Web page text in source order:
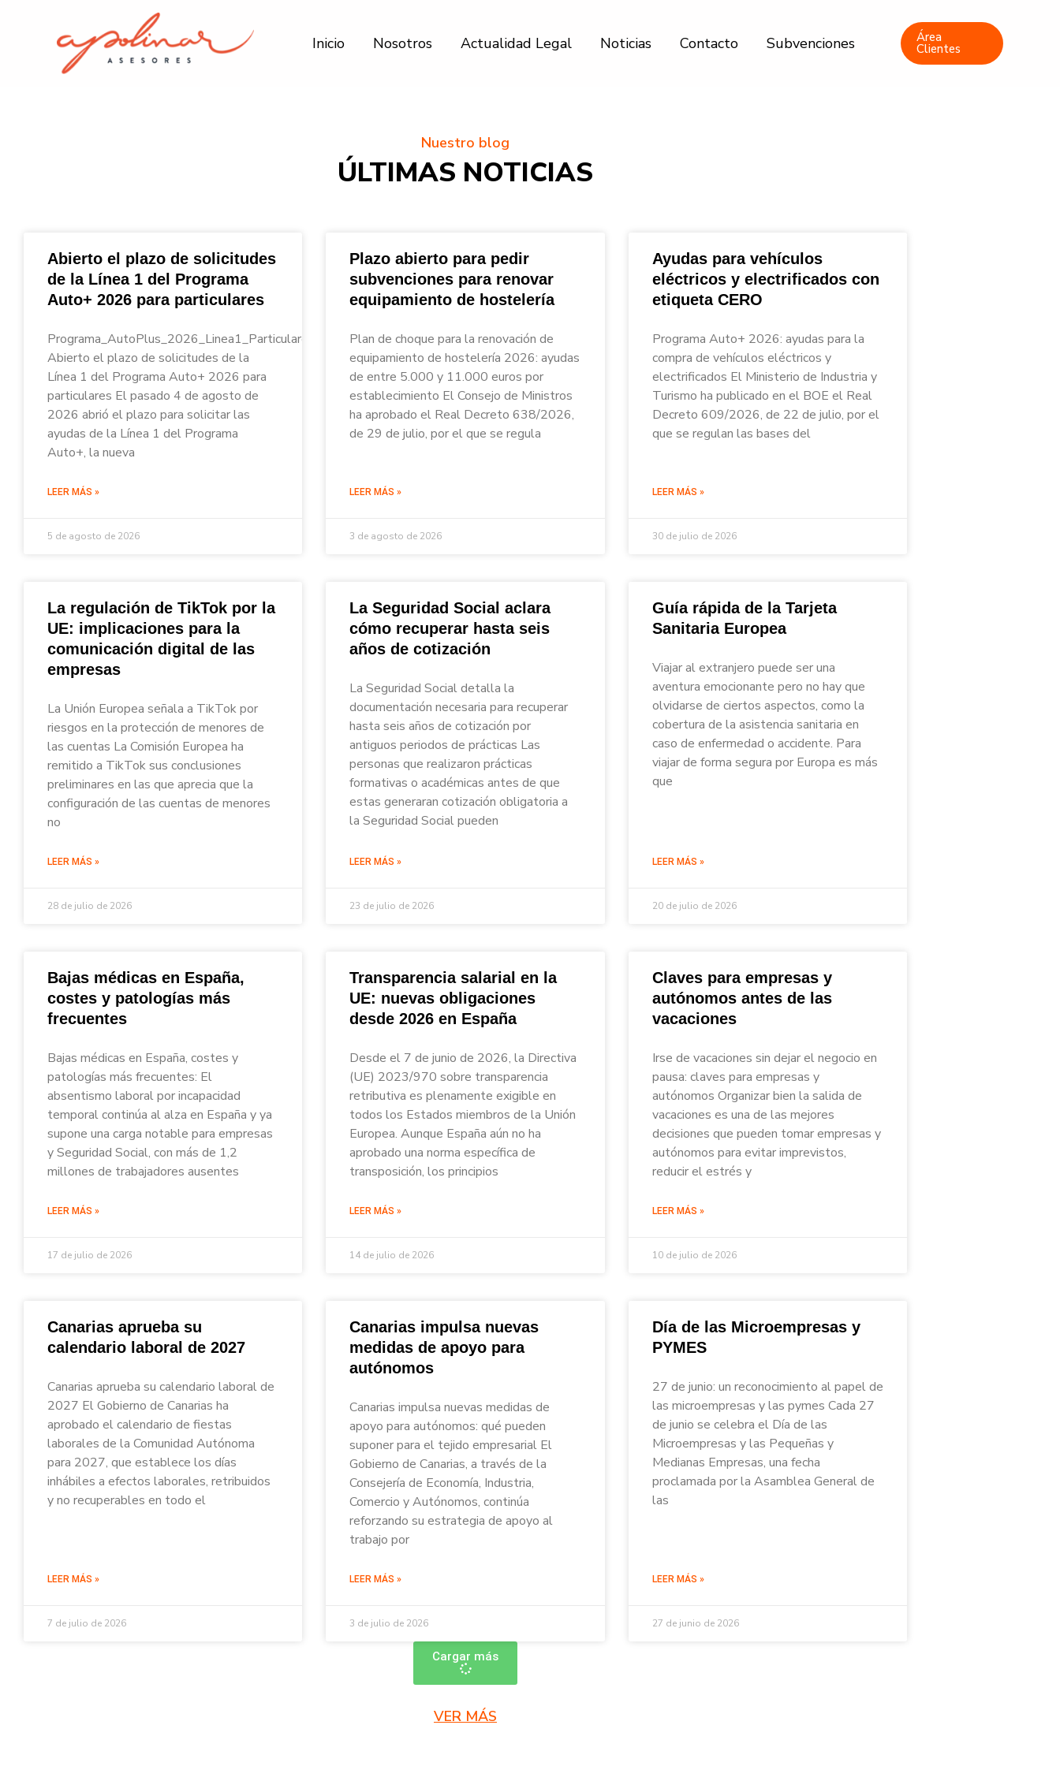
Inicio Nosotros Actualidad Legal Noticias Contacto Subvenciones Área
Clientes
Nuestro blog
ÚLTIMAS NOTICIAS
Abierto el plazo de solicitudes
de la Línea 1 del Programa
Auto+ 2026 para particulares
Programa_AutoPlus_2026_Linea1_Particulares_Apolinar_Asesores
Abierto el plazo de solicitudes de la
Línea 1 del Programa Auto+ 2026 para
particulares El pasado 4 de agosto de
2026 abrió el plazo para solicitar las
ayudas de la Línea 1 del Programa
Auto+, la nueva
LEER MÁS »
5 de agosto de 2026
Plazo abierto para pedir
subvenciones para renovar
equipamiento de hostelería
Plan de choque para la renovación de
equipamiento de hostelería 2026: ayudas
de entre 5.000 y 11.000 euros por
establecimiento El Consejo de Ministros
ha aprobado el Real Decreto 638/2026,
de 29 de julio, por el que se regula
LEER MÁS »
3 de agosto de 2026
Ayudas para vehículos
eléctricos y electrificados con
etiqueta CERO
Programa Auto+ 2026: ayudas para la
compra de vehículos eléctricos y
electrificados El Ministerio de Industria y
Turismo ha publicado en el BOE el Real
Decreto 609/2026, de 22 de julio, por el
que se regulan las bases del
LEER MÁS »
30 de julio de 2026
La regulación de TikTok por la
UE: implicaciones para la
comunicación digital de las
empresas
La Unión Europea señala a TikTok por
riesgos en la protección de menores de
las cuentas La Comisión Europea ha
remitido a TikTok sus conclusiones
preliminares en las que aprecia que la
configuración de las cuentas de menores
no
LEER MÁS »
28 de julio de 2026
La Seguridad Social aclara
cómo recuperar hasta seis
años de cotización
La Seguridad Social detalla la
documentación necesaria para recuperar
hasta seis años de cotización por
antiguos periodos de prácticas Las
personas que realizaron prácticas
formativas o académicas antes de que
estas generaran cotización obligatoria a
la Seguridad Social pueden
LEER MÁS »
23 de julio de 2026
Guía rápida de la Tarjeta
Sanitaria Europea
Viajar al extranjero puede ser una
aventura emocionante pero no hay que
olvidarse de ciertos aspectos, como la
cobertura de la asistencia sanitaria en
caso de enfermedad o accidente. Para
viajar de forma segura por Europa es más
que
LEER MÁS »
20 de julio de 2026
Bajas médicas en España,
costes y patologías más
frecuentes
Bajas médicas en España, costes y
patologías más frecuentes: El
absentismo laboral por incapacidad
temporal continúa al alza en España y ya
supone una carga notable para empresas
y Seguridad Social, con más de 1,2
millones de trabajadores ausentes
LEER MÁS »
17 de julio de 2026
Transparencia salarial en la
UE: nuevas obligaciones
desde 2026 en España
Desde el 7 de junio de 2026, la Directiva
(UE) 2023/970 sobre transparencia
retributiva es plenamente exigible en
todos los Estados miembros de la Unión
Europea. Aunque España aún no ha
aprobado una norma específica de
transposición, los principios
LEER MÁS »
14 de julio de 2026
Claves para empresas y
autónomos antes de las
vacaciones
Irse de vacaciones sin dejar el negocio en
pausa: claves para empresas y
autónomos Organizar bien la salida de
vacaciones es una de las mejores
decisiones que pueden tomar empresas y
autónomos para evitar imprevistos,
reducir el estrés y
LEER MÁS »
10 de julio de 2026
Canarias aprueba su
calendario laboral de 2027
Canarias aprueba su calendario laboral de
2027 El Gobierno de Canarias ha
aprobado el calendario de fiestas
laborales de la Comunidad Autónoma
para 2027, que establece los días
inhábiles a efectos laborales, retribuidos
y no recuperables en todo el
LEER MÁS »
7 de julio de 2026
Canarias impulsa nuevas
medidas de apoyo para
autónomos
Canarias impulsa nuevas medidas de
apoyo para autónomos: qué pueden
suponer para el tejido empresarial El
Gobierno de Canarias, a través de la
Consejería de Economía, Industria,
Comercio y Autónomos, continúa
reforzando su estrategia de apoyo al
trabajo por
LEER MÁS »
3 de julio de 2026
Día de las Microempresas y
PYMES
27 de junio: un reconocimiento al papel de
las microempresas y las pymes Cada 27
de junio se celebra el Día de las
Microempresas y las Pequeñas y
Medianas Empresas, una fecha
proclamada por la Asamblea General de
las
LEER MÁS »
27 de junio de 2026
Cargar más
VER MÁS